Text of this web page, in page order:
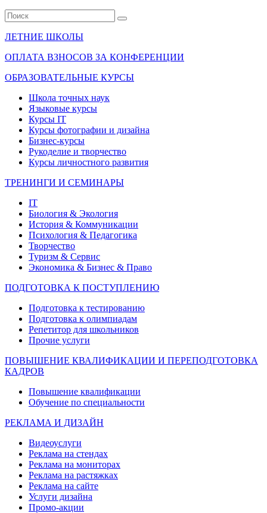
ЛЕТНИЕ ШКОЛЫ
ОПЛАТА ВЗНОСОВ ЗА КОНФЕРЕНЦИИ
ОБРАЗОВАТЕЛЬНЫЕ КУРСЫ
Школа точных наук
Языковые курсы
Курсы IT
Курсы фотографии и дизайна
Бизнес-курсы
Рукоделие и творчество
Курсы личностного развития
ТРЕНИНГИ И СЕМИНАРЫ
IT
Биология & Экология
История & Коммуникации
Психология & Педагогика
Творчество
Туризм & Сервис
Экономика & Бизнес & Право
ПОДГОТОВКА К ПОСТУПЛЕНИЮ
Подготовка к тестированию
Подготовка к олимпиадам
Репетитор для школьников
Прочие услуги
ПОВЫШЕНИЕ КВАЛИФИКАЦИИ И ПЕРЕПОДГОТОВКА
КАДРОВ
Повышение квалификации
Обучение по специальности
РЕКЛАМА И ДИЗАЙН
Видеоуслуги
Реклама на стендах
Реклама на мониторах
Реклама на растяжках
Реклама на сайте
Услуги дизайна
Промо-акции